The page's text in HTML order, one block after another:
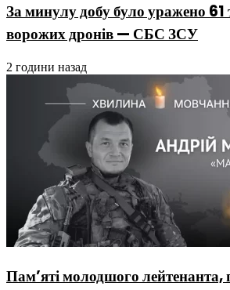
За минулу добу було уражено 61
ворожих дронів — СБС ЗСУ
2 години назад
Пам’яті молодшого лейтенанта,